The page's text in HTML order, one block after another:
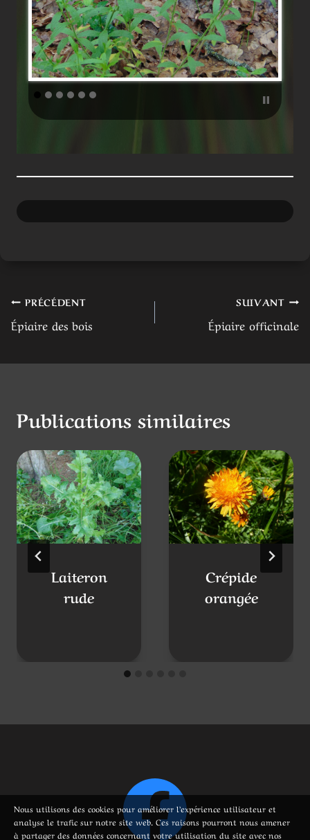
Navigation
de
l’article
PRÉCÉDENT
Épiaire des bois
SUIVANT
Épiaire officinale
Publications similaires
Laiteron
rude
Crépide
orangée
Nous utilisons des cookies pour améliorer l’expérience utilisateur et
analyse le trafic sur notre site web. Ces raisons pourront nous amener
à partager des données concernant votre utilisation du site avec nos